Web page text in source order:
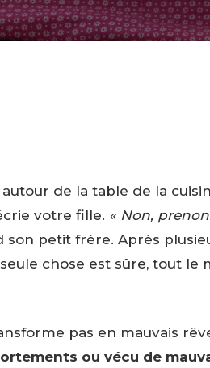
autour de la table de la
votre fille. « Non,
son petit frère. Après
chose est sûre, tout le
pas en mauvais
ou vécu de